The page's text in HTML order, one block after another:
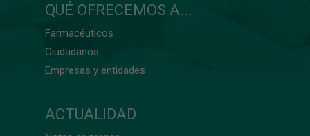
QUÉ OFRECEMOS A...
Farmacéuticos
Ciudadanos
Empresas y entidades
ACTUALIDAD